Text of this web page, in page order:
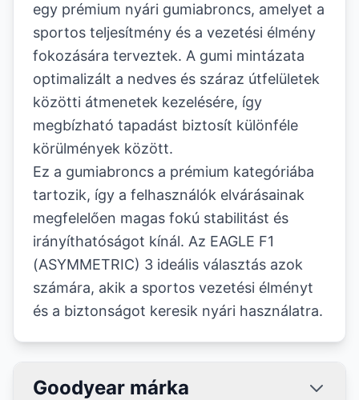
egy prémium nyári gumiabroncs, amelyet a
sportos teljesítmény és a vezetési élmény
fokozására terveztek. A gumi mintázata
optimalizált a nedves és száraz útfelületek
közötti átmenetek kezelésére, így
megbízható tapadást biztosít különféle
körülmények között.
Ez a gumiabroncs a prémium kategóriába
tartozik, így a felhasználók elvárásainak
megfelelően magas fokú stabilitást és
irányíthatóságot kínál. Az EAGLE F1
(ASYMMETRIC) 3 ideális választás azok
számára, akik a sportos vezetési élményt
és a biztonságot keresik nyári használatra.
Goodyear márka